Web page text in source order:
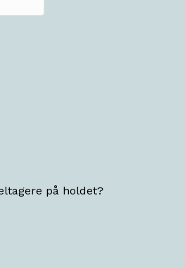
på holdet?